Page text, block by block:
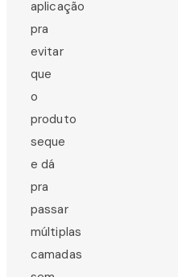
aplicação
pra
evitar
que
o
produto
seque
e dá
pra
passar
múltiplas
camadas